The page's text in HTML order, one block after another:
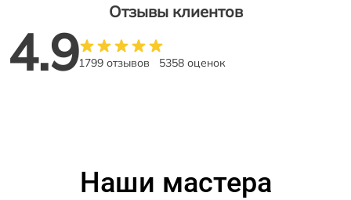
Отзывы клиентов
4.91799 отзывов 5358 оценок
Наши мастера